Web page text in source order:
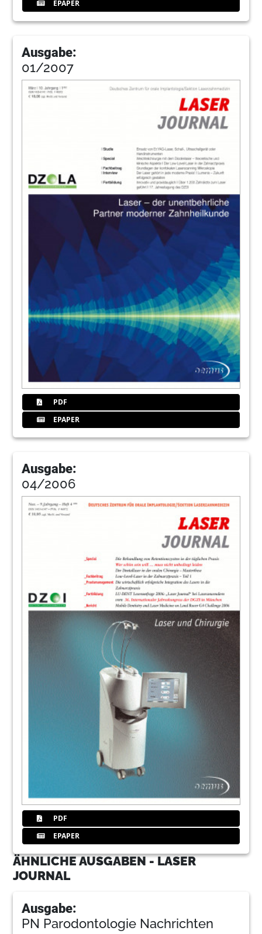
EPAPER
Ausgabe:
01/2007
PDF
EPAPER
Ausgabe:
04/2006
PDF
EPAPER
ÄHNLICHE AUSGABEN - LASER
JOURNAL
Ausgabe:
PN Parodontologie Nachrichten